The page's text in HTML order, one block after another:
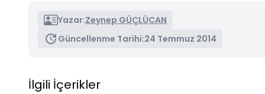
Yazar:Zeynep GÜÇLÜCAN
Güncellenme Tarihi:24 Temmuz 2014
İlgili İçerikler